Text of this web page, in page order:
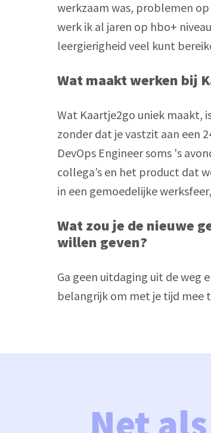
werkzaam was, problemen
werk ik al jaren op hbo+
leergierigheid veel kunt
Wat maakt werken bij
Wat Kaartje2go uniek maakt,
zonder dat je vastzit aan een
DevOps Engineer soms 's
collega’s en het product dat
in een gemoedelijke
Wat zou je de nieuwe
willen geven?
Ga geen uitdaging uit de weg
belangrijk om met je tijd mee
Net